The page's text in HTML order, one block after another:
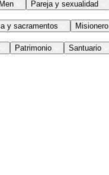
Pareja y sexualidad
y sacramentos Misionero
Patrimonio Santuario